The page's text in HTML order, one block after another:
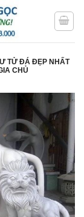
TỬ ĐÁ ĐẸP NHẤT
CHỦ